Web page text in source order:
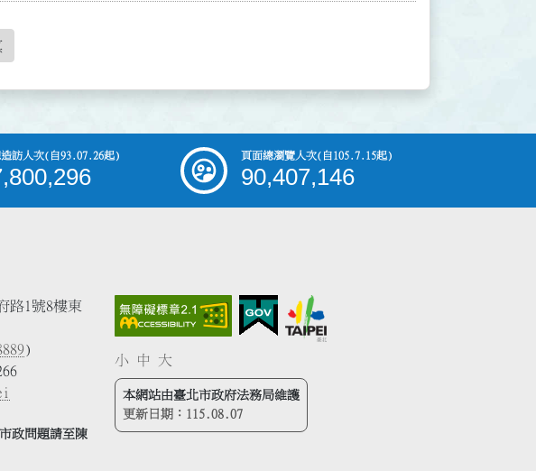
訪人次(自93.07.26起) 頁面總瀏覽人次(自105.7.15起)
90,407,146
路1號8樓東
)
政問題請至陳
小 中 大
本網站由臺北市政府法務局維護
更新日期： 115.08.07